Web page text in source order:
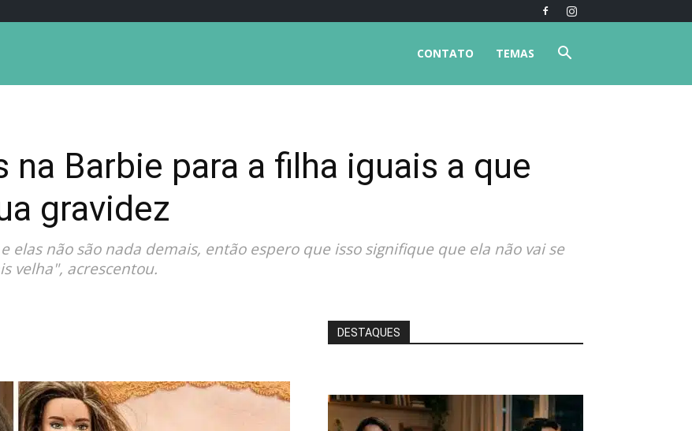
TEMAS
CONTATO
Barbie para a filha iguais a que
gravidez
elas não são nada demais, então espero que isso signifique que ela não vai se
velha", acrescentou.
DESTAQUES